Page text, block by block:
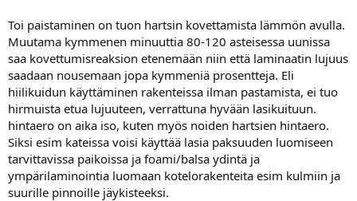
Toi paistaminen on tuon hartsin kovettamista lämmön avulla.
Muutama kymmenen minuuttia 80-120 asteisessa uunissa
saa kovettumisreaksion etenemään niin että laminaatin lujuus
saadaan nousemaan jopa kymmeniä prosentteja. Eli
hiilikuidun käyttäminen rakenteissa ilman pastamista, ei tuo
hirmuista etua lujuuteen, verrattuna hyvään lasikuituun.
hintaero on aika iso, kuten myös noiden hartsien hintaero.
Siksi esim kateissa voisi käyttää lasia paksuuden luomiseen
tarvittavissa paikoissa ja foami/balsa ydintä ja
ympärilaminointia luomaan kotelorakenteita esim kulmiin ja
suurille pinnoille jäykisteeksi.